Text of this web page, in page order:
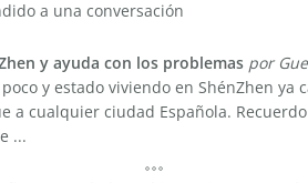
a una conversación
y ayuda con los problemas por
y estado viviendo en ShénZhen ya
a cualquier ciudad Española.
...